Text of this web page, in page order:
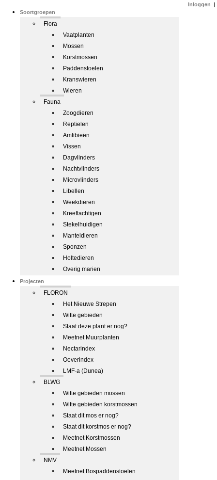
Soortgroepen
Flora
Vaatplanten
Mossen
Korstmossen
Paddenstoelen
Kranswieren
Wieren
Fauna
Zoogdieren
Reptielen
Amfibieën
Vissen
Dagvlinders
Nachtvlinders
Microvlinders
Libellen
Weekdieren
Kreeftachtigen
Stekelhuidigen
Manteldieren
Sponzen
Holtedieren
Overig marien
Projecten
FLORON
Het Nieuwe Strepen
Witte gebieden
Staat deze plant er nog?
Meetnet Muurplanten
Nectarindex
Oeverindex
LMF-a (Dunea)
BLWG
Witte gebieden mossen
Witte gebieden korstmossen
Staat dit mos er nog?
Staat dit korstmos er nog?
Meetnet Korstmossen
Meetnet Mossen
NMV
Meetnet Bospaddenstoelen
Inloggen |